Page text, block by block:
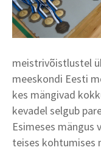
meistrivõistlustel
meeskondi Eesti
kes mängivad
kevadel selgub
Esimeses mängus
teises kohtumises